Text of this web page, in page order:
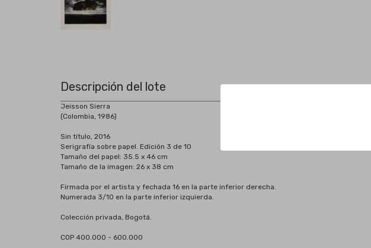
Descripción del lote
Jeisson Sierra
(Colombia, 1986)
Sin título, 2016
Serigrafía sobre papel. Edición 3 de 10
Tamaño del papel: 35.5 x 46 cm
Tamaño de la imagen: 26 x 38 cm
Firmada por el artista y fechada 16 en la parte inferior derecha.
Numerada 3/10 en la parte inferior izquierda.
Colección privada, Bogotá.
COP 400.000 - 600.000